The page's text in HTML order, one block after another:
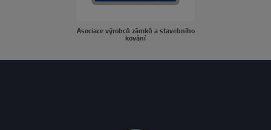
Asociace výrobců zámků a stavebního
kování